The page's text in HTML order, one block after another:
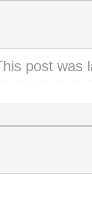
post was